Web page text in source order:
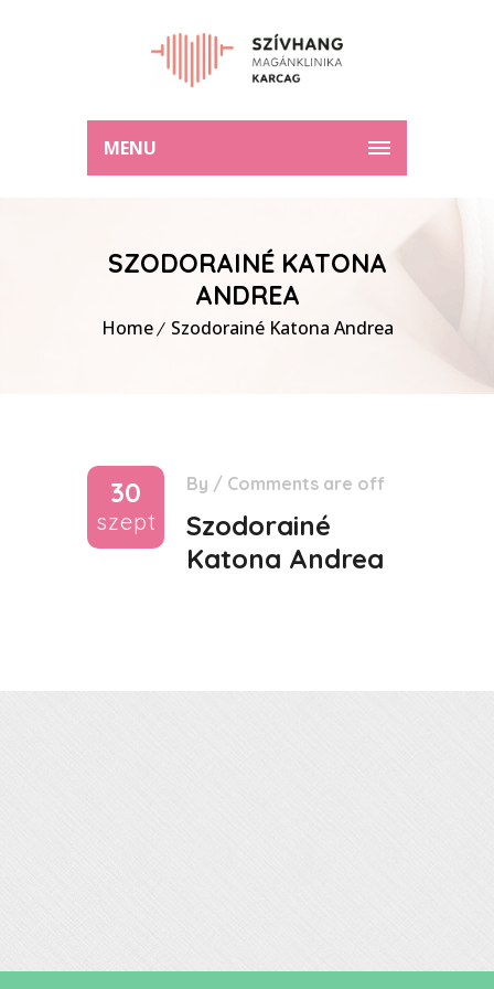
MENU
SZODORAINÉ KATONA
ANDREA
Home Szodorainé Katona Andrea
30
szept
By / Comments are off
Szodorainé
Katona Andrea